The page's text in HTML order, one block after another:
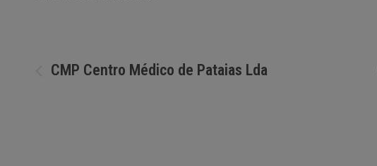
Navegação
CMP Centro Médico de Pataias Lda